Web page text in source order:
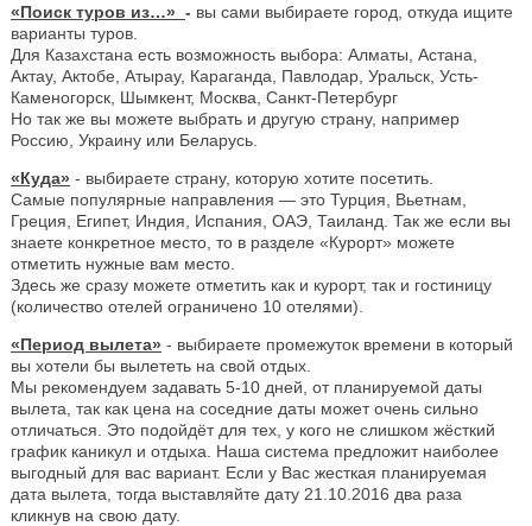
«Поиск туров из…» - вы сами выбираете город, откуда ищите
варианты туров.
Для Казахстана есть возможность выбора: Алматы, Астана,
Актау, Актобе, Атырау, Караганда, Павлодар, Уральск, Усть-
Каменогорск, Шымкент, Москва, Санкт-Петербург
Но так же вы можете выбрать и другую страну, например
Россию, Украину или Беларусь.
«Куда» - выбираете страну, которую хотите посетить.
Самые популярные направления — это Турция, Вьетнам,
Греция, Египет, Индия, Испания, ОАЭ, Таиланд. Так же если вы
знаете конкретное место, то в разделе «Курорт» можете
отметить нужные вам место.
Здесь же сразу можете отметить как и курорт, так и гостиницу
(количество отелей ограничено 10 отелями).
«Период вылета» - выбираете промежуток времени в который
вы хотели бы вылететь на свой отдых.
Мы рекомендуем задавать 5-10 дней, от планируемой даты
вылета, так как цена на соседние даты может очень сильно
отличаться. Это подойдёт для тех, у кого не слишком жёсткий
график каникул и отдыха. Наша система предложит наиболее
выгодный для вас вариант. Если у Вас жесткая планируемая
дата вылета, тогда выставляйте дату 21.10.2016 два раза
кликнув на свою дату.